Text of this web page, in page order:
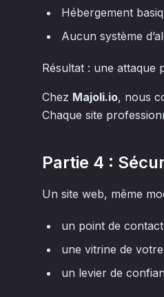
Hébergement
Aucun système
Résultat : une attaque
Chez Majoli.io, nous
Chaque site
Partie 4 :
Un site web, même
un point de
une vitrine de
un levier de